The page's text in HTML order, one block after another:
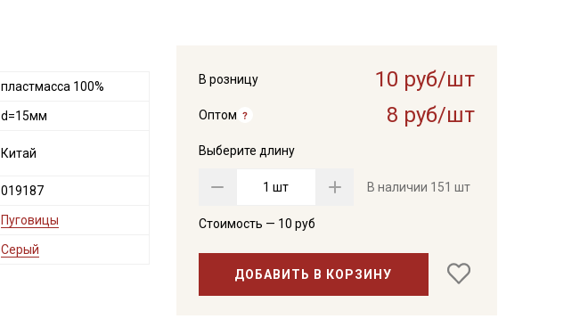
В розницу 10 руб/шт
Оптом 8 руб/шт
Выберите длину
шт В наличии 151 шт
Стоимость — 10 руб
ДОБАВИТЬ В КОРЗИНУ
пластмасса 100%
d=15мм
Китай
019187
Пуговицы
Серый